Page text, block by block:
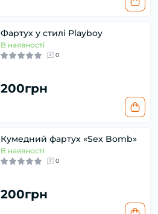
Фартух у стилі Playboy
В наявності
0
200грн
Кумедний фартух «Sex Bomb»
В наявності
0
200грн